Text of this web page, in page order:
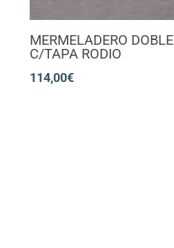
MERMELADERO DOBLE
C/TAPA RODIO
114,00€